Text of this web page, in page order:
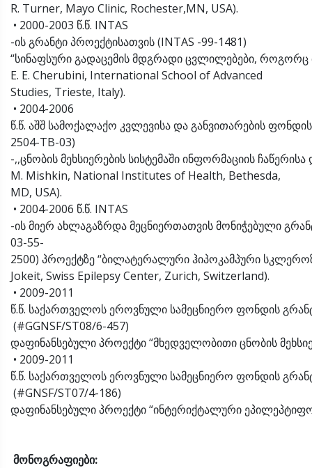
R. Turner, Mayo Clinic, Rochester,MN, USA).
• 2000-2003 წ.წ. INTAS
-ის გრანტი პროექტისათვის (INTAS -99-1481)
“სინაფსური გადაცემის მდგრადი ცვლილებები,
E. E. Cherubini, International School of Advanced
Studies, Trieste, Italy).
• 2004-2006
წ.წ. აშშ სამოქალაქო კვლევისა და განვითარების
2504-TB-03)
-,,ცნობის მეხსიერების სისტემაში ინფორმაციის
M. Mishkin, National Institutes of Health, Bethesda,
MD, USA).
• 2004-2006 წ.წ. INTAS
-ის მიერ ახლაგაზრდა მეცნიერთათვის მონიჭებული
03-55-
2500) პროექტზე “ბილატერალური ჰიპოკამპური
Jokeit, Swiss Epilepsy Center, Zurich, Switzerland).
• 2009-2011
წ.წ. საქართველოს ეროვნული სამეცნიერო ფონდის
(#GGNSF/ST08/6-457)
დაფინანსებული პროექტი “მხედველობითი ცნობის
• 2009-2011
წ.წ. საქართველოს ეროვნული სამეცნიერო ფონდის
(#GNSF/ST07/4-186)
დაფინანსებული პროექტი “ინტერიქტალური
მონოგრაფიები: